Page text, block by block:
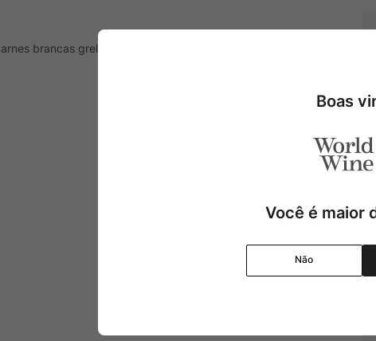
brancas grelhadas e cozidas com vinho, além de queijos
Boas
Você é maior
Não